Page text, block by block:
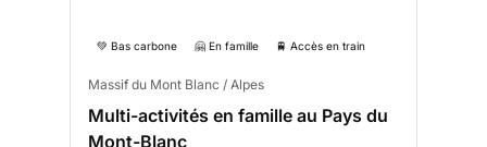
💚 Bas carbone 🤗 En famille 🚆 Accès en train
Massif du Mont Blanc / Alpes
Multi-activités en famille au Pays du
Mont-Blanc